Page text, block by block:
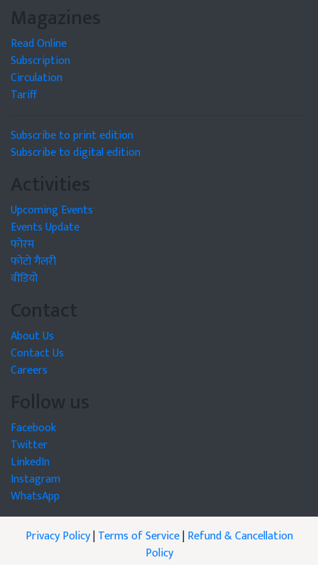
Magazines
Read Online
Subscription
Circulation
Tariff
Subscribe to print edition
Subscribe to digital edition
Activities
Upcoming Events
Events Update
फोरम
फोटो गैलरी
वीडियो
Contact
About Us
Contact Us
Careers
Follow us
Facebook
Twitter
LinkedIn
Instagram
WhatsApp
Privacy Policy|Terms of Service|Refund & Cancellation
Policy